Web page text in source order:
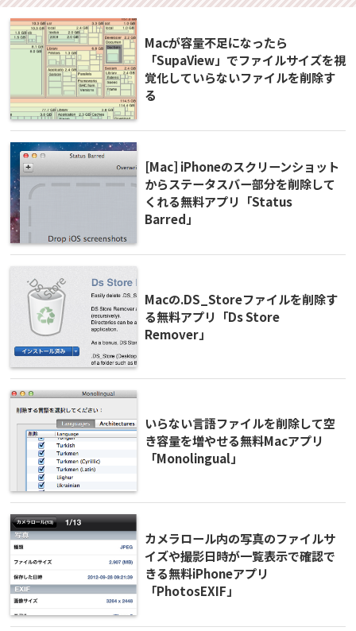
Macが容量不足になったら
「SupaView」でファイルサイズを視
覚化していらないファイルを削除す
る
[Mac] iPhoneのスクリーンショット
からステータスバー部分を削除して
くれる無料アプリ「Status
Barred」
Macの.DS_Storeファイルを削除す
る無料アプリ「Ds Store
Remover」
いらない言語ファイルを削除して空
き容量を増やせる無料Macアプリ
「Monolingual」
カメラロール内の写真のファイルサ
イズや撮影日時が一覧表示で確認で
きる無料iPhoneアプリ
「PhotosEXIF」